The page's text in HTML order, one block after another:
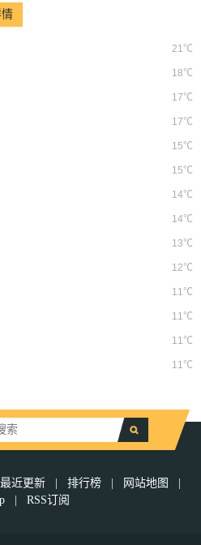
21℃
18℃
17℃
17℃
15℃
15℃
14℃
14℃
13℃
12℃
11℃
11℃
11℃
11℃
最近更新 排行榜 网站地图
RSS订阅